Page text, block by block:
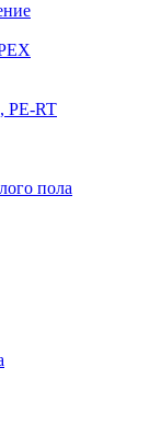
PE-RT
пола